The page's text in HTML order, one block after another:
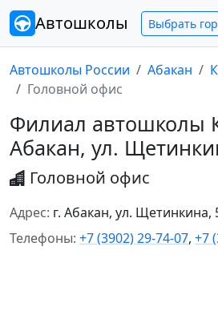
Автошколы Выбрать
Автошколы России Абакан
Головной офис
Филиал автошколы
Абакан, ул.
Головной офис
Адрес: г. Абакан, ул. Щетинкина,
Телефоны: +7 (3902) 29-74-07, +7